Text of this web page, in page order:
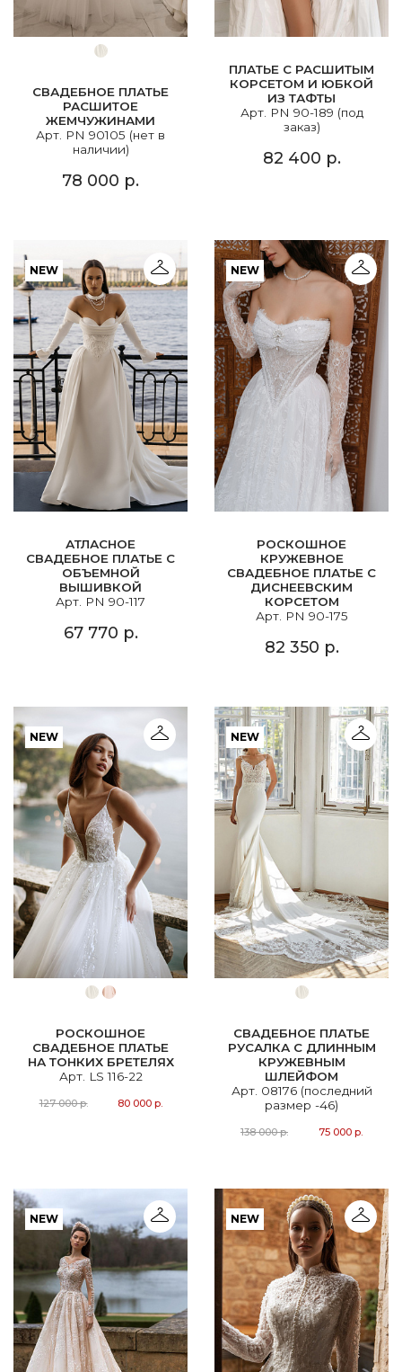
СВАДЕБНОЕ ПЛАТЬЕ
РАСШИТОЕ
ЖЕМЧУЖИНАМИ
Арт. PN 90105 (нет в
наличии)
78 000 р.
ПЛАТЬЕ С РАСШИТЫМ
КОРСЕТОМ И ЮБКОЙ
ИЗ ТАФТЫ
Арт. PN 90-189 (под
заказ)
82 400 р.
NEW
АТЛАСНОЕ
СВАДЕБНОЕ ПЛАТЬЕ С
ОБЪЕМНОЙ
ВЫШИВКОЙ
Арт. PN 90-117
67 770 р.
NEW
РОСКОШНОЕ
КРУЖЕВНОЕ
СВАДЕБНОЕ ПЛАТЬЕ С
ДИСНЕЕВСКИМ
КОРСЕТОМ
Арт. PN 90-175
82 350 р.
NEW
РОСКОШНОЕ
СВАДЕБНОЕ ПЛАТЬЕ
НА ТОНКИХ БРЕТЕЛЯХ
Арт. LS 116-22
127 000 р. 80 000 р.
NEW
СВАДЕБНОЕ ПЛАТЬЕ
РУСАЛКА С ДЛИННЫМ
КРУЖЕВНЫМ
ШЛЕЙФОМ
Арт. 08176 (последний
размер -46)
138 000 р. 75 000 р.
NEW NEW